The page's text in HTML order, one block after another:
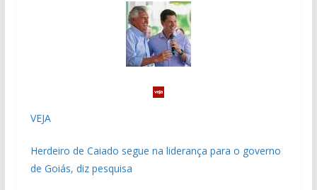
VEJA
Herdeiro de Caiado segue na liderança para o governo
de Goiás, diz pesquisa